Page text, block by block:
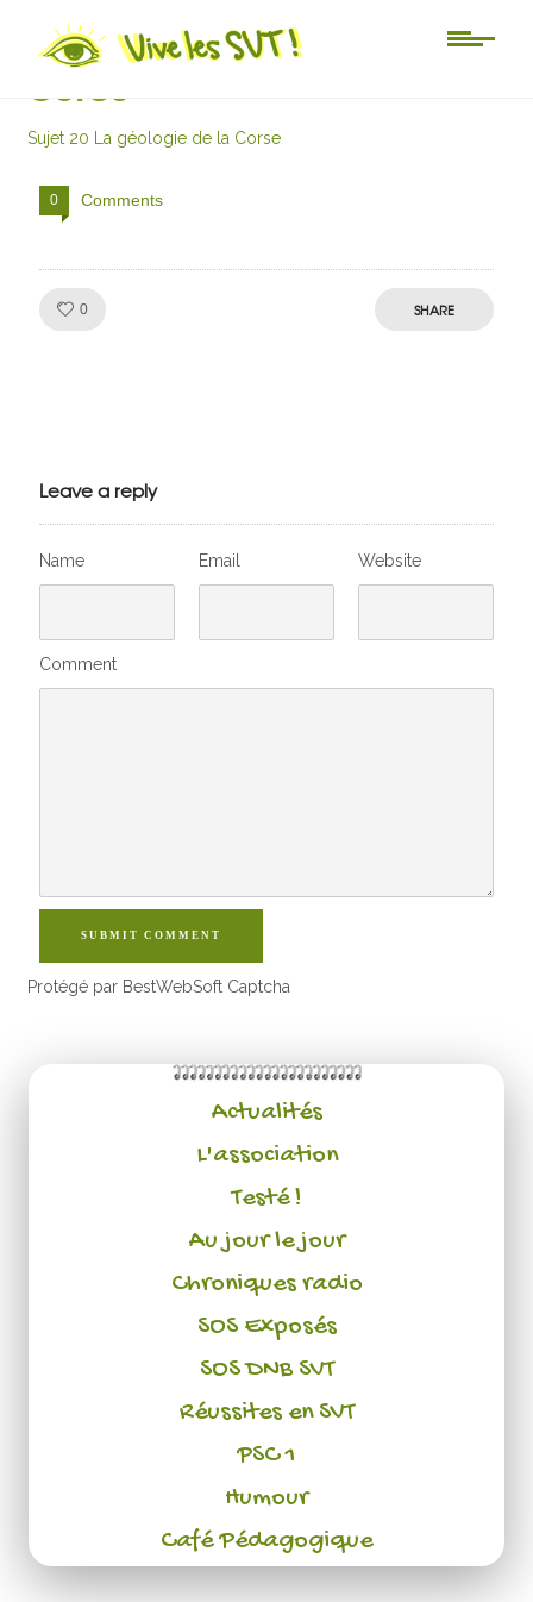
Sujet 20 La géologie de la
Corse
Sujet 20 La géologie de la Corse
0 Comments
0 SHARE
Leave a reply
Name Email Website
Comment
SUBMIT COMMENT
Protégé par BestWebSoft Captcha
Actualités
L'association
Testé !
Au jour le jour
Chroniques radio
SOS Exposés
SOS DNB SVT
Réussites en SVT
PSC 1
Humour
Café Pédagogique